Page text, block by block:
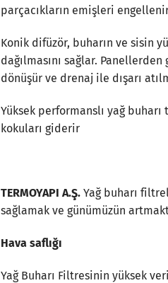
parçacıkların emişleri
Konik difüzör, buharın ve sisin
dağılmasını sağlar.
dönüşür ve drenaj ile dışarı
Yüksek performanslı yağ
kokuları giderir
TERMOYAPI A.Ş. Yağ buharı
sağlamak ve günümüzün
Hava saflığı
Yağ Buharı Filtresinin yüksek